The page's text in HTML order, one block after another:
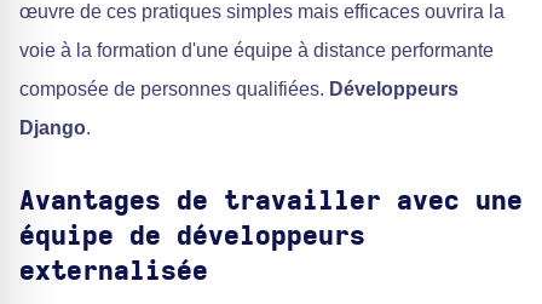
œuvre de ces pratiques simples mais efficaces ouvrira la
voie à la formation d'une équipe à distance performante
composée de personnes qualifiées. Développeurs
Django.
Avantages de travailler avec une
équipe de développeurs
externalisée